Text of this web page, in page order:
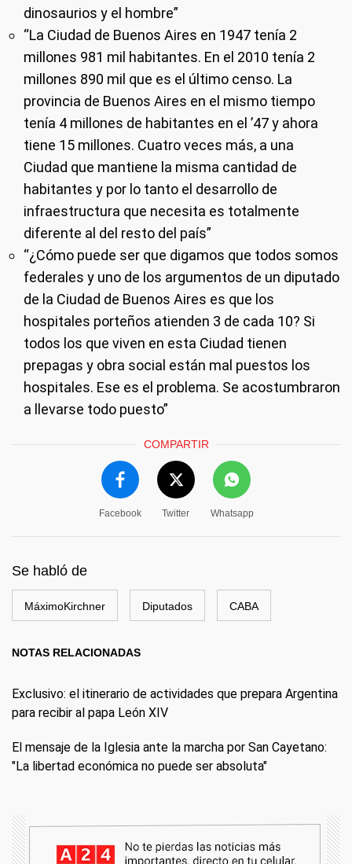
dinosaurios y el hombre”
“La Ciudad de Buenos Aires en 1947 tenía 2
millones 981 mil habitantes. En el 2010 tenía 2
millones 890 mil que es el último censo. La
provincia de Buenos Aires en el mismo tiempo
tenía 4 millones de habitantes en el ’47 y ahora
tiene 15 millones. Cuatro veces más, a una
Ciudad que mantiene la misma cantidad de
habitantes y por lo tanto el desarrollo de
infraestructura que necesita es totalmente
diferente al del resto del país”
“¿Cómo puede ser que digamos que todos somos
federales y uno de los argumentos de un diputado
de la Ciudad de Buenos Aires es que los
hospitales porteños atienden 3 de cada 10? Si
todos los que viven en esta Ciudad tienen
prepagas y obra social están mal puestos los
hospitales. Ese es el problema. Se acostumbraron
a llevarse todo puesto”
COMPARTIR
Facebook Twitter Whatsapp
Se habló de
MáximoKirchner Diputados CABA
NOTAS RELACIONADAS
Exclusivo: el itinerario de actividades que prepara Argentina
para recibir al papa León XIV
El mensaje de la Iglesia ante la marcha por San Cayetano:
"La libertad económica no puede ser absoluta"